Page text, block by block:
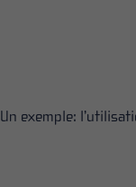
Un exemple: